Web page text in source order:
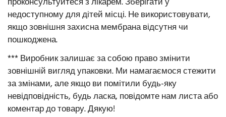
недоступному для дітей місці. Не використовувати,
якщо зовнішня захисна мембрана відсутня чи
пошкоджена.
*** Виробник залишає за собою право змінити
зовнішній вигляд упаковки. Ми намагаємося стежити
за змінами, але якщо ви помітили будь-яку
невідповідність, будь ласка, повідомте нам листа або
коментар до товару. Дякую!